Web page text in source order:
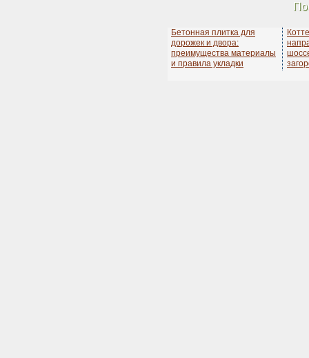
Бетонная плитка для
дорожек и двора:
преимущества материалы
и правила укладки